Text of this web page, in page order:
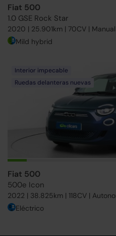
Fiat 500
1.0 GSE Rock Star
2020 | 25.901km | 70CV | Manual
Mild hybrid
Interior impecable
Ruedas delanteras nuevas
Fiat 500
500e Icon
2022 | 38.825km | 118CV |
Eléctrico